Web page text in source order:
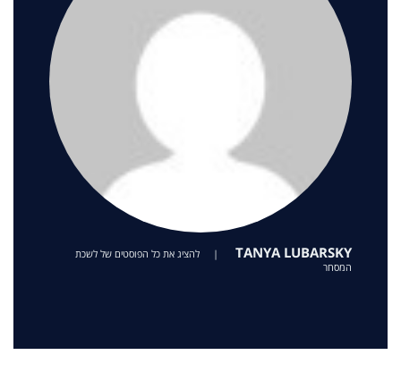
TANYA LUBARSKY
|
להציג את כל הפוסטים של לשכת
המסחר